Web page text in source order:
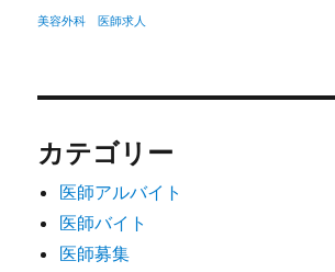
美容外科 医師求人
カテゴリー
医師アルバイト
医師バイト
医師募集